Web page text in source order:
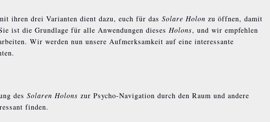
ihren drei Varianten dient dazu, euch für das Solare Holon zu öffnen, damit
ist die Grundlage für alle Anwendungen dieses Holons, und wir empfehlen
Wir werden nun unsere Aufmerksamkeit auf eine interessante
des Solaren Holons zur Psycho-Navigation durch den Raum und andere
finden.